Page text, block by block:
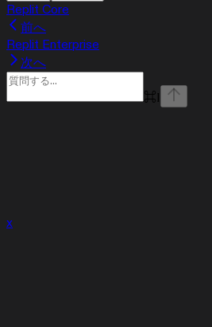
Replit Core
前へ
Replit Enterprise
次へ
⌘I
x